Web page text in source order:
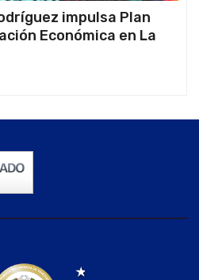
impulsa Plan
Económica en La